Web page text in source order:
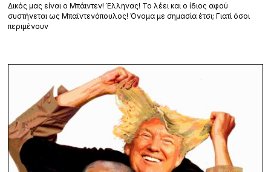
Δικός μας είναι ο Μπάιντεν! Έλληνας! Το λέει και ο ίδιος αφού
συστήνεται ως Μπαϊντενόπουλος! Όνομα με σημασία έτσι; Γιατί όσοι
περιμένουν